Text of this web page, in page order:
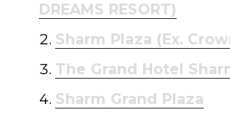
DREAMS RESORT)
Sharm Plaza (Ex.
The Grand Hotel
Sharm Grand Plaza